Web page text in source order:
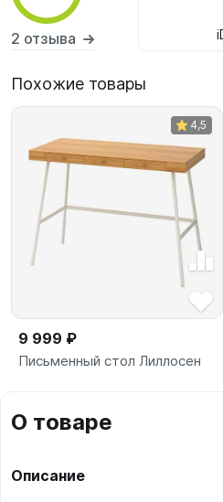
2 отзыва
Похожие товары
4,5
9 999 ₽
Письменный стол Лиллосен
О товаре
Описание